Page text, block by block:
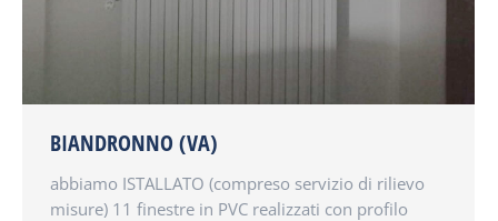
BIANDRONNO (VA)
abbiamo ISTALLATO (compreso servizio di rilievo
misure) 11 finestre in PVC realizzati con profilo